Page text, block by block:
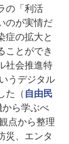
の「利活
のが実情だ
症の拡大と
ことができ
社会推進特
うデジタル
た（ 自由民
ら学ぶべ
点から整理
災、エンタ